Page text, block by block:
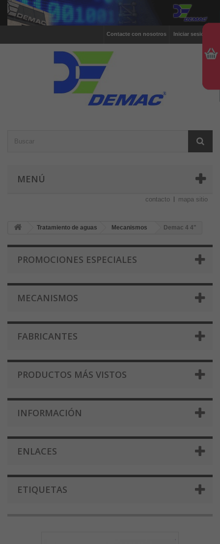
Iniciar sesión
Contacte con nosotros
MENÚ
contacto mapa sitio
Tratamiento de aguas Mecanismos Demac 4 4"
PROMOCIONES ESPECIALES
MECANISMOS
FABRICANTES
PRODUCTOS MÁS VISTOS
INFORMACIÓN
ENLACES
ETIQUETAS